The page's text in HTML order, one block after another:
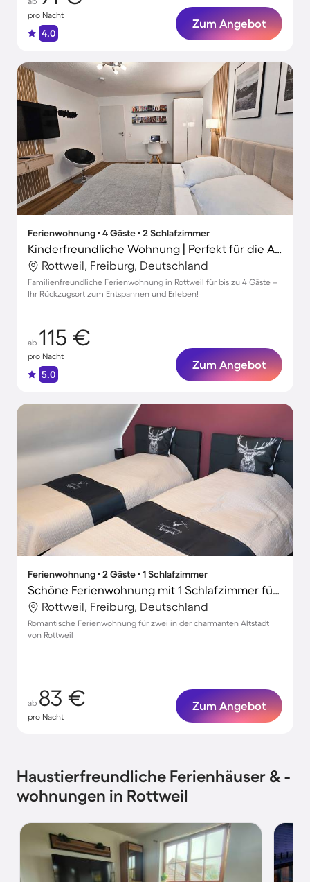
pro Nacht
4.0
Zum Angebot
Ferienwohnung ∙ 4 Gäste ∙ 2 Schlafzimmer
Kinderfreundliche Wohnung | Perfekt für die Arbeit von Zuhause
Rottweil, Freiburg, Deutschland
Familienfreundliche Ferienwohnung in Rottweil für bis zu 4 Gäste –
Ihr Rückzugsort zum Entspannen und Erleben!
ab 115 €
pro Nacht
5.0
Zum Angebot
Ferienwohnung ∙ 2 Gäste ∙ 1 Schlafzimmer
Schöne Ferienwohnung mit 1 Schlafzimmer für 2 Personen
Rottweil, Freiburg, Deutschland
Romantische Ferienwohnung für zwei in der charmanten Altstadt
von Rottweil
ab 83 €
pro Nacht
Zum Angebot
Haustierfreundliche Ferienhäuser & -
wohnungen in Rottweil